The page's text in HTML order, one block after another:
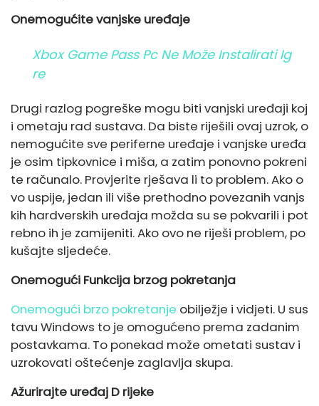
Onemogućite vanjske uređaje
Xbox Game Pass Pc Ne Može Instalirati Ig
Re
Drugi razlog pogreške mogu biti vanjski uređaji koj
i ometaju rad sustava. Da biste riješili ovaj uzrok, o
nemogućite sve periferne uređaje i vanjske uređa
je osim tipkovnice i miša, a zatim ponovno pokreni
te računalo. Provjerite rješava li to problem. Ako o
vo uspije, jedan ili više prethodno povezanih vanjs
kih hardverskih uređaja možda su se pokvarili i pot
rebno ih je zamijeniti. Ako ovo ne riješi problem, po
kušajte sljedeće.
Onemogući Funkcija brzog pokretanja
Onemogući brzo pokretanje obilježje i vidjeti. U sus
tavu Windows to je omogućeno prema zadanim
postavkama. To ponekad može ometati sustav i
uzrokovati oštećenje zaglavlja skupa.
Ažurirajte uređaj D rijeke